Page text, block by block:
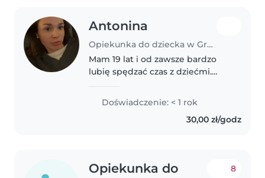
Antonina
Opiekunka do dziecka w Grzymolowo
Mam 19 lat i od zawsze bardzo
lubię spędzać czas z dziećmi.
rodzinie - mam czworo
rodzeństwa oraz liczne
kuzynostwo, dlatego opieka nad
Doświadczenie: < 1 rok
30,00 zł/godz
Opiekunka do
8